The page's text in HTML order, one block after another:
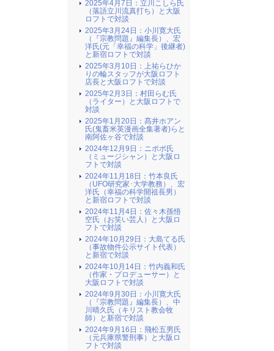
2025年4月7日：立川こしら氏
（落語立川流真打ち）と大阪
ロフトで対談
2025年3月24日：小川寛大氏
（『宗教問題』編集長）、宏
洋氏(元「幸福の科学」後継者)
と新宿ロフトで対談
2025年3月10日：上祐らひか
りの輪スタッフが大阪ロフト
店長と大阪ロフトで対談
2025年2月3日：村田らむ氏
（ライター）と大阪ロフトで
対談
2025年1月20日：髙井ホアン
氏(鬼畜米英漫画全集著者)らと
南阿佐ヶ谷で対談
2024年12月9日：ニポポ氏
（ミュージシャン）と大阪ロ
フトで対談
2024年11月18日：竹本良氏
（UFO研究家･大学教務）、宏
洋氏（幸福の科学開祖長男）
と新宿ロフトで対談
2024年11月4日：佐々木孫悟
空氏（お笑い芸人）と大阪ロ
フトで対談
2024年10月29日：大島てる氏
（事故物件公示サイト代表）
と新宿で対談
2024年10月14日：竹内義和氏
（作家・プロデューサー）と
大阪ロフトで対談
2024年9月30日：小川寛大氏
（『宗教問題』編集長）、中
川晴久氏（キリスト教会牧
師）と新宿で対談
2024年9月16日：飛松五男氏
（元兵庫県警刑事）と大阪ロ
フトで対談